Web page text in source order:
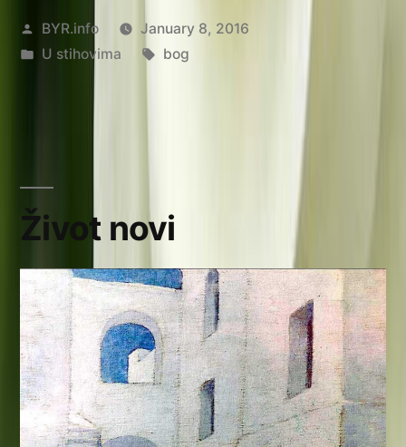
Posted
by
BYR.info
January 8, 2016
Posted
U stihovima Tags:
bog
Život novi